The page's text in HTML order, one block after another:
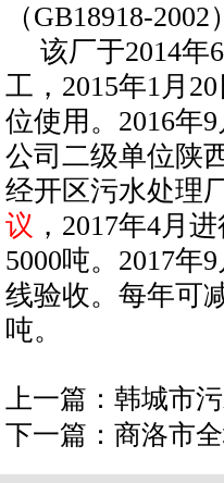
（GB18918-
该厂于2014年
工，2015年1月
位使用。2016年
公司二级单位陕
经开区污水处理
议 ，2017年4月
5000吨。2017年
线验收。每年可
吨。
上一篇： 韩城市
下一篇： 商洛市